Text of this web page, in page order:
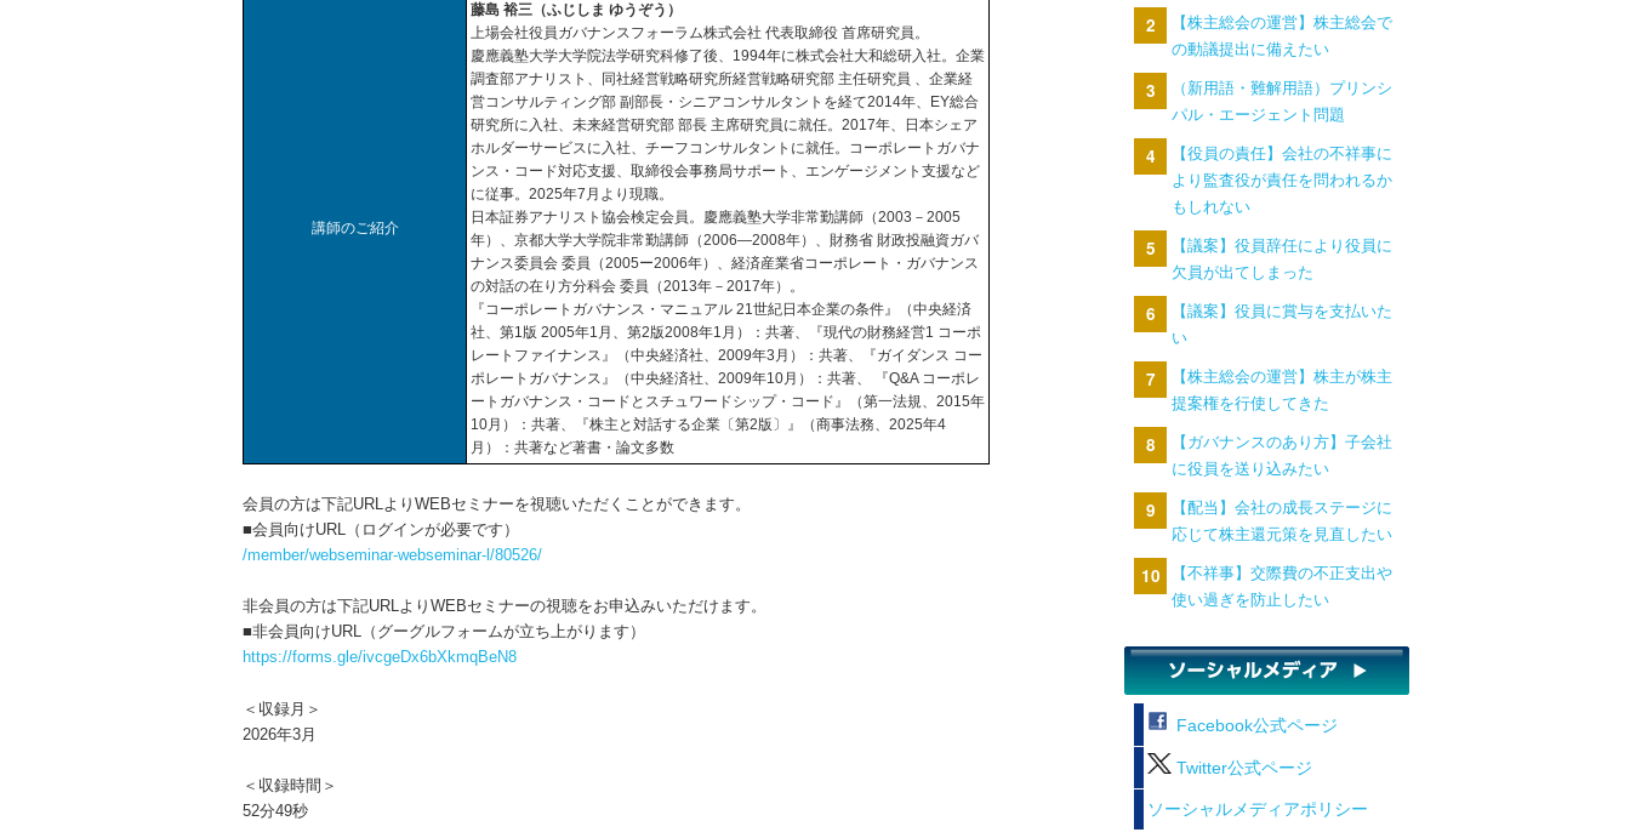
講師のご紹介
藤島 裕三（ふじしま ゆうぞう）
上場会社役員ガバナンスフォーラム株式会社 代表取締役 首席研究員。
慶應義塾大学大学院法学研究科修了後、1994年に株式会社大和総研入社。企業
調査部アナリスト、同社経営戦略研究所経営戦略研究部 主任研究員 、企業経
営コンサルティング部 副部長・シニアコンサルタントを経て2014年、EY総合
研究所に入社、未来経営研究部 部長 主席研究員に就任。2017年、日本シェア
ホルダーサービスに入社、チーフコンサルタントに就任。コーポレートガバナ
ンス・コード対応支援、取締役会事務局サポート、エンゲージメント支援など
に従事。2025年7月より現職。
日本証券アナリスト協会検定会員。慶應義塾大学非常勤講師（2003－2005
年）、京都大学大学院非常勤講師（2006―2008年）、財務省 財政投融資ガバ
ナンス委員会 委員（2005ー2006年）、経済産業省コーポレート・ガバナンス
の対話の在り方分科会 委員（2013年－2017年）。
『コーポレートガバナンス・マニュアル 21世紀日本企業の条件』（中央経済
社、第1版 2005年1月、第2版2008年1月）：共著、『現代の財務経営1 コーポ
レートファイナンス』（中央経済社、2009年3月）：共著、『ガイダンス コー
ポレートガバナンス』（中央経済社、2009年10月）：共著、 『Q&A コーポレ
ートガバナンス・コードとスチュワードシップ・コード』（第一法規、2015年
10月）：共著、『株主と対話する企業〔第2版〕』（商事法務、2025年4
月）：共著など著書・論文多数
会員の方は下記URLよりWEBセミナーを視聴いただくことができます。
■会員向けURL（ログインが必要です）
/member/webseminar-webseminar-l/80526/
非会員の方は下記URLよりWEBセミナーの視聴をお申込みいただけます。
■非会員向けURL（グーグルフォームが立ち上がります）
https://forms.gle/ivcgeDx6bXkmqBeN8
＜収録月＞
2026年3月
＜収録時間＞
52分49秒
【株主総会の運営】株主総会で
の動議提出に備えたい
（新用語・難解用語）プリンシ
パル・エージェント問題
【役員の責任】会社の不祥事に
より監査役が責任を問われるか
もしれない
【議案】役員辞任により役員に
欠員が出てしまった
【議案】役員に賞与を支払いた
い
【株主総会の運営】株主が株主
提案権を行使してきた
【ガバナンスのあり方】子会社
に役員を送り込みたい
【配当】会社の成長ステージに
応じて株主還元策を見直したい
【不祥事】交際費の不正支出や
使い過ぎを防止したい
Facebook公式ページ
Twitter公式ページ
ソーシャルメディアポリシー